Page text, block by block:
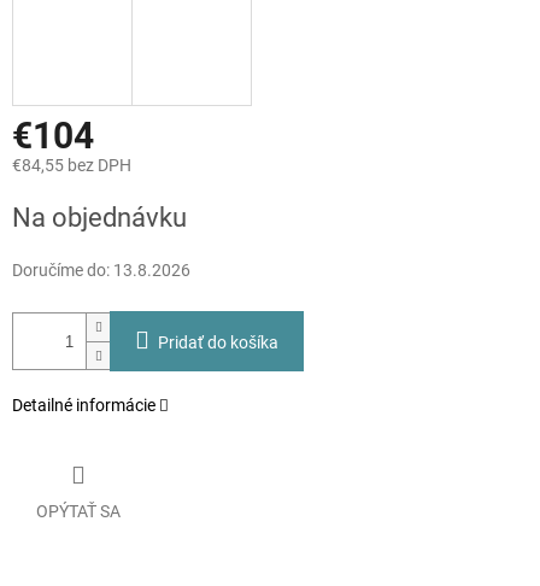
€104
€84,55 bez DPH
cena:
Na objednávku
Doručíme do: 13.8.2026
Pridať do košíka
Detailné informácie
OPÝTAŤ SA